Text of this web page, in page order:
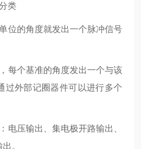
类
位的角度就发出一个脉冲信号
每个基准的角度发出一个与该
过外部记圈器件可以进行多个
电压输出、集电极开路输出、
。